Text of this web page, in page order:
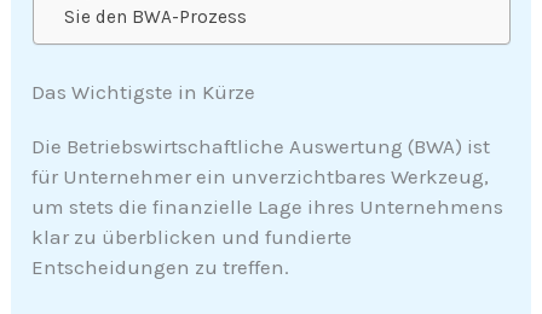
Sie den BWA-Prozess
Das Wichtigste in Kürze
Die Betriebswirtschaftliche Auswertung (BWA) ist
für Unternehmer ein unverzichtbares Werkzeug,
um stets die finanzielle Lage ihres Unternehmens
klar zu überblicken und fundierte
Entscheidungen zu treffen.